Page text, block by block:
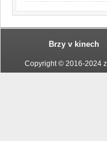
Brzy v kinech
Copyright © 2016-2024